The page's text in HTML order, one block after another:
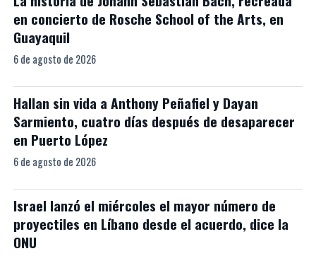
en concierto de Rosche School of the Arts, en
Guayaquil
6 de agosto de 2026
Hallan sin vida a Anthony Peñafiel y Dayan
Sarmiento, cuatro días después de desaparecer
en Puerto López
6 de agosto de 2026
Israel lanzó el miércoles el mayor número de
proyectiles en Líbano desde el acuerdo, dice la
ONU